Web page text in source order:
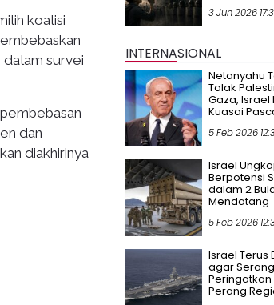
koalisi
dalam survei
dan
diakhirinya
3 Jun 2026
INTERNASIONAL
Netanyahu
Tolak
Gaza, Israel
Kuasai
5 Feb 2026
Israel
Berpotensi
dalam 2
Mendatang
5 Feb 2026
Israel Terus
agar
Peringatkan
Perang